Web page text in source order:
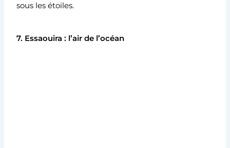
sous les étoiles.
7. Essaouira : l’air de l’océan